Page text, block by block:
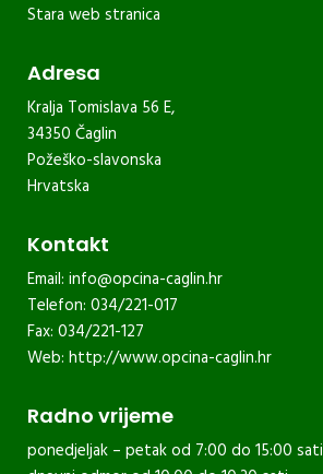
Stara web stranica
Adresa
Kralja Tomislava 56 E,
34350 Čaglin
Požeško-slavonska
Hrvatska
Kontakt
Email: info@opcina-caglin.hr
Telefon: 034/221-017
Fax: 034/221-127
Web: http://www.opcina-caglin.hr
Radno vrijeme
ponedjeljak – petak od 7:00 do 15:00 sati